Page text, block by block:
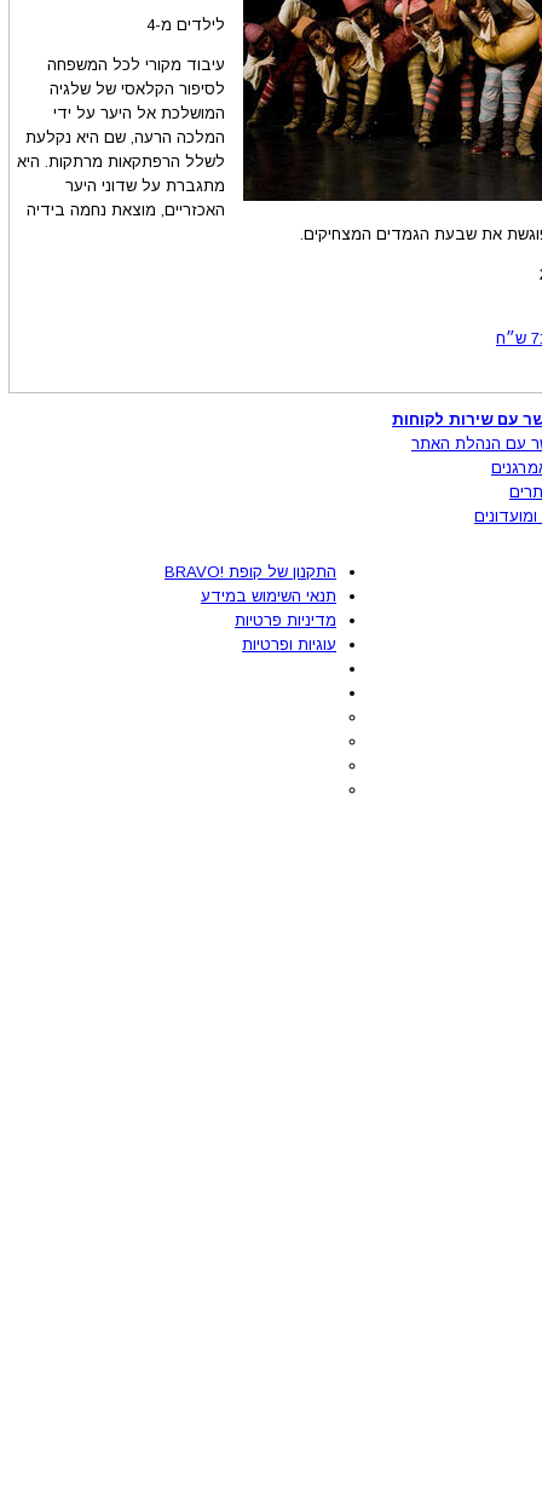
לילדים מ-4
עיבוד מקורי לכל המשפחה
לסיפור הקלאסי של שלגיה
המושלכת אל היער על ידי
המלכה הרעה, שם היא נקלעת
לשלל הרפתקאות מרתקות. היא
מתגברת על שדוני היער
האכזריים, מוצאת נחמה בידיה
את שבעת הגמדים המצחיקים.
ש״ח
עם שירות לקוחות
עם הנהלת האתר
התקנון של קופת !BRAVO
תנאי השימוש במידע
מדיניות פרטיות
עוגיות ופרטיות